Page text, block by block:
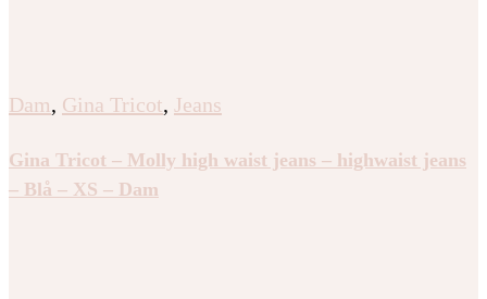
Dam, Gina Tricot, Jeans
Gina Tricot – Molly high waist jeans – highwaist jeans
– Blå – XS – Dam